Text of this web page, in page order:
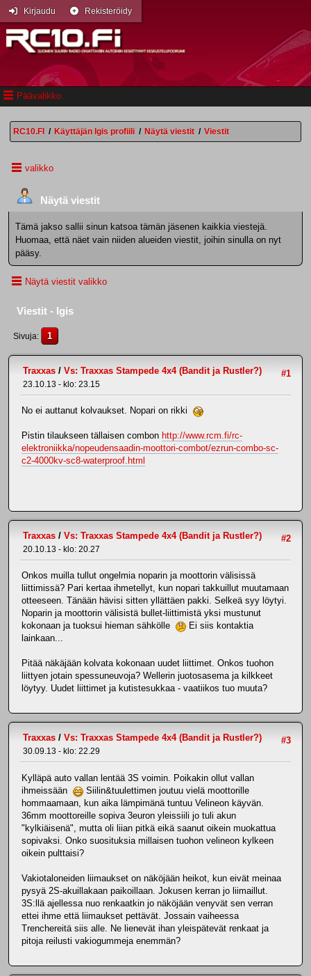
Päävalikko
Kirjaudu Rekisteröidy
RC10.FI / Käyttäjän Igis profiili / Näytä viestit / Viestit
valikko
Näytä viestit
Tämä jakso sallii sinun katsoa tämän jäsenen kaikkia viestejä.
Huomaa, että näet vain niiden alueiden viestit, joihin sinulla on nyt
pääsy.
Näytä viestit valikko
Viestit - Igis
Sivuja 1
#1
Traxxas / Vs: Traxxas Stampede 4x4 (Bandit ja Rustler?)
23.10.13 - klo: 23.15
No ei auttanut kolvaukset. Nopari on rikki
Pistin tilaukseen tällaisen combon http://www.rcm.fi/rc-
elektroniikka/nopeudensaadin-moottori-combot/ezrun-combo-sc-
c2-4000kv-sc8-waterproof.html
#2
Traxxas / Vs: Traxxas Stampede 4x4 (Bandit ja Rustler?)
20.10.13 - klo: 20.27
Onkos muilla tullut ongelmia noparin ja moottorin välisissä
liittimissä? Pari kertaa ihmetellyt, kun nopari takkuillut muutamaan
otteeseen. Tänään hävisi sitten yllättäen pakki. Selkeä syy löytyi.
Noparin ja moottorin välisistä bullet-liittimistä yksi mustunut
kokonaan ja tuoksui hieman sähkölle
Ei siis kontaktia
lainkaan...
Pitää näkäjään kolvata kokonaan uudet liittimet. Onkos tuohon
liittyen jotain spessuneuvoja? Wellerin juotosasema ja kilkkeet
löytyy. Uudet liittimet ja kutistesukkaa - vaatiikos tuo muuta?
#3
Traxxas / Vs: Traxxas Stampede 4x4 (Bandit ja Rustler?)
30.09.13 - klo: 22.29
Kylläpä auto vallan lentää 3S voimin. Poikakin ollut vallan
ihmeissään
Siilin&tuulettimen joutuu vielä moottorille
hommaamaan, kun aika lämpimänä tuntuu Velineon käyvän.
36mm moottoreille sopiva 3euron yleissiili jo tuli akun
"kylkiäisenä", mutta oli liian pitkä eikä saanut oikein muokattua
sopivaksi. Onko suosituksia millaisen tuohon velineon kylkeen
oikein pulttaisi?
Vakiotaloneiden liimaukset on näköjään heikot, kun eivät meinaa
pysyä 2S-akuillakaan paikoillaan. Jokusen kerran jo liimaillut.
3S:llä ajellessa nuo renkaatkin jo näköjään venyvät sen verran
ettei ihme että liimaukset pettävät. Jossain vaiheessa
Trenchereitä siis alle. Ne lienevät ihan yleispätevät renkaat ja
pitoja reilusti vakiogummeja enemmän?